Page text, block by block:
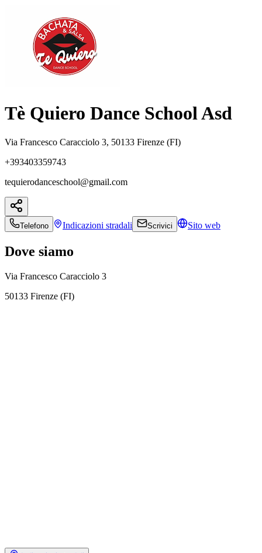
Tè Quiero Dance School Asd
Via Francesco Caracciolo 3, 50133 Firenze (FI)
+393403359743
tequierodanceschool@gmail.com
Telefono Indicazioni stradali Scrivici Sito web
Dove siamo
Via Francesco Caracciolo 3
50133 Firenze (FI)